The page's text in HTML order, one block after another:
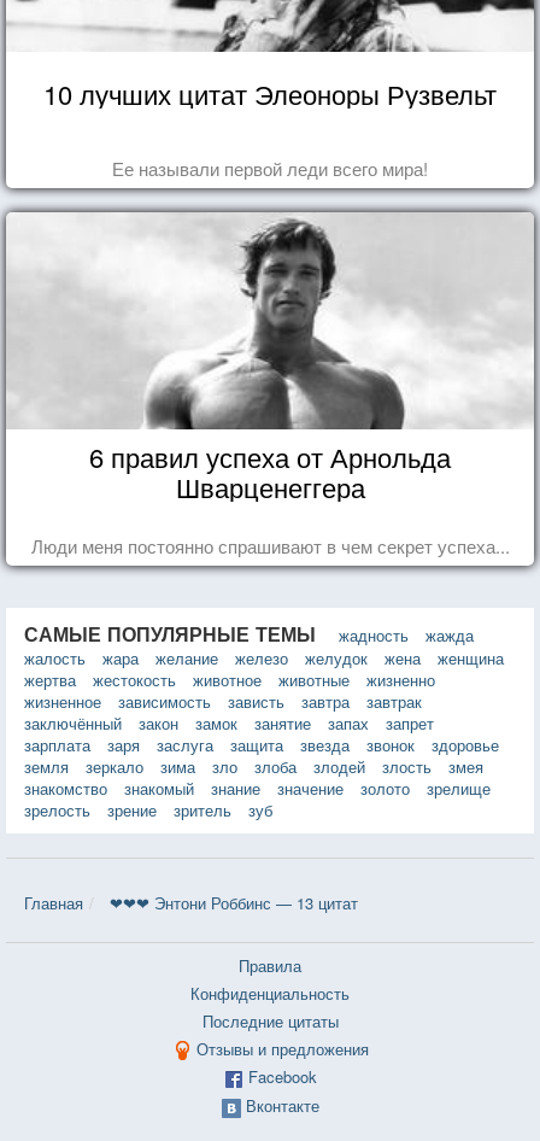
10 лучших цитат Элеоноры Рузвельт
Ее называли первой леди всего мира!
6 правил успеха от Арнольда
Шварценеггера
Люди меня постоянно спрашивают в чем секрет успеха...
САМЫЕ ПОПУЛЯРНЫЕ ТЕМЫ жадность
жажда
жалость
жара желание железо желудок жена
женщина
жертва
жестокость животное животные
жизненно
жизненное
зависимость зависть завтра
завтрак
заключённый
закон замок занятие запах
запрет
зарплата
заря заслуга защита звезда звонок
здоровье
земля
зеркало зима зло злоба злодей злость
змея
знакомство
знакомый знание значение золото
зрелище
зрелость
зрение зритель зуб
Главная ❤❤❤ Энтони Роббинс — 13 цитат
Правила
Конфиденциальность
Последние цитаты
Отзывы и предложения
Facebook
Вконтакте